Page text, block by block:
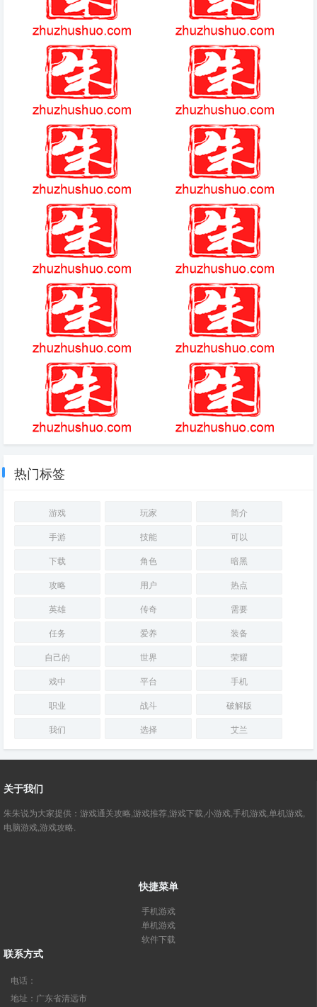
梦幻西游手游娄金狗怎么打 娄
金狗之怒攻略
战神4船坞的宝箱怎么开
决战艾泽拉斯 草花游戏中心官网
祖玛传奇单机版简介 暗黑超神破解版最新版本
口袋觉醒谁最强 米拉奇战记英雄兑换码4399
荒野求生游戏手机游戏 先祖硬币
热门标签
游戏 玩家
简介
手游
技能
可以
下载
角色
暗黑
攻略
用户
热点
英雄
传奇
需要
任务
爱养
装备
自己的
世界
荣耀
戏中
平台
手机
职业
战斗
破解版
我们
选择 艾兰
关于我们
朱朱说为大家提供：游戏通关攻略,游戏推荐,游戏下载,小游戏,手机游戏,单机游戏,
电脑游戏,游戏攻略.
快捷菜单
手机游戏
单机游戏
软件下载
联系方式
电话：
地址：广东省清远市